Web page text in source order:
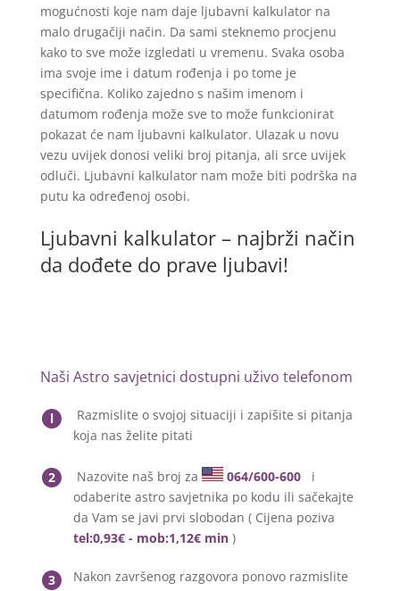
mogućnosti koje nam daje ljubavni kalkulator na
malo drugačiji način. Da sami steknemo procjenu
kako to sve može izgledati u vremenu. Svaka osoba
ima svoje ime i datum rođenja i po tome je
specifična. Koliko zajedno s našim imenom i
datumom rođenja može sve to može funkcionirat
pokazat će nam ljubavni kalkulator. Ulazak u novu
vezu uvijek donosi veliki broj pitanja, ali srce uvijek
odluči. Ljubavni kalkulator nam može biti podrška na
putu ka određenoj osobi.
Ljubavni kalkulator – najbrži način
da dođete do prave ljubavi!
Naši Astro savjetnici dostupni uživo telefonom
l
Razmislite o svojoj situaciji i zapišite si pitanja
koja nas želite pitati
2 Nazovite naš broj za 064/600-600
i
odaberite astro savjetnika po kodu ili sačekajte
da Vam se javi prvi slobodan ( Cijena poziva
tel:0,93€ - mob:1,12€ min )
3
Nakon završenog razgovora ponovo razmislite